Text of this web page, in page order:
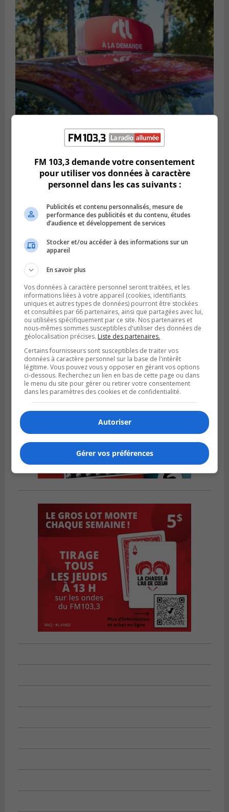
Publié le 31 juillet 2026 à 12h00
Le transport à la demande du RTL prend
de l’expansion à Brossard
BOUCHERVILLE
Publié le 31 juillet 2026 à 06h57
Boucherville veut de la sécurité
ferroviaire sur son territoire
FM 103,3 demande votre consentement
pour utiliser vos données à caractère
personnel dans les cas suivants :
Publicités et contenu personnalisés, mesure de
performance des publicités et du contenu, études
d’audience et développement de services
Stocker et/ou accéder à des informations sur un
appareil
En savoir plus
Vos données à caractère personnel seront traitées, et les
informations liées à votre appareil (cookies, identifiants
uniques et autres types de données) pourront être stockées
et consultées par 66 partenaires, ainsi que partagées avec lui,
ou utilisées spécifiquement par ce site. Nos partenaires et
nous-mêmes sommes susceptibles d'utiliser des données de
géolocalisation précises. Liste des partenaires.
Certains fournisseurs sont susceptibles de traiter vos
données à caractère personnel sur la base de l'intérêt
légitime. Vous pouvez vous y opposer en gérant vos options
ci-dessous. Recherchez un lien en bas de cette page ou dans
le menu du site pour gérer ou retirer votre consentement
dans les paramètres des cookies et de confidentialité.
Autoriser
Gérer vos préférences